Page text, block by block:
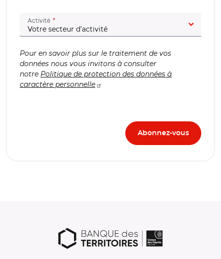
Activité (champ obligatoire)
Pour en savoir plus sur le traitement de vos
données nous vous invitons à consulter
notre Politique de protection des données à
caractère personnelle